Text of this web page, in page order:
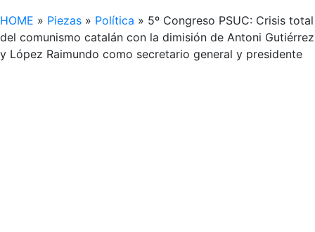
HOME » Piezas » Política » 5º Congreso PSUC: Crisis total
del comunismo catalán con la dimisión de Antoni Gutiérrez
y López Raimundo como secretario general y presidente